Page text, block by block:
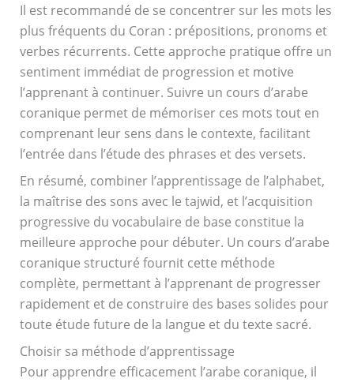
Il est recommandé de se concentrer sur les mots les
plus fréquents du Coran : prépositions, pronoms et
verbes récurrents. Cette approche pratique offre un
sentiment immédiat de progression et motive
l’apprenant à continuer. Suivre un cours d’arabe
coranique permet de mémoriser ces mots tout en
comprenant leur sens dans le contexte, facilitant
l’entrée dans l’étude des phrases et des versets.
En résumé, combiner l’apprentissage de l’alphabet,
la maîtrise des sons avec le tajwid, et l’acquisition
progressive du vocabulaire de base constitue la
meilleure approche pour débuter. Un cours d’arabe
coranique structuré fournit cette méthode
complète, permettant à l’apprenant de progresser
rapidement et de construire des bases solides pour
toute étude future de la langue et du texte sacré.
Choisir sa méthode d’apprentissage
Pour apprendre efficacement l’arabe coranique, il